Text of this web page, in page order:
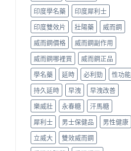
印度學名藥
印度犀利士
印度雙效片
壯陽藥
威而鋼
威而鋼價格
威而鋼副作用
威而鋼哪裡買
威而鋼正品
學名藥
延時 必利勁
性功能
持久延時
早洩
早洩改善
樂威壯
永春糖
汗馬糖
犀利士
男士保健品
男性健康
立威大
雙效威而鋼